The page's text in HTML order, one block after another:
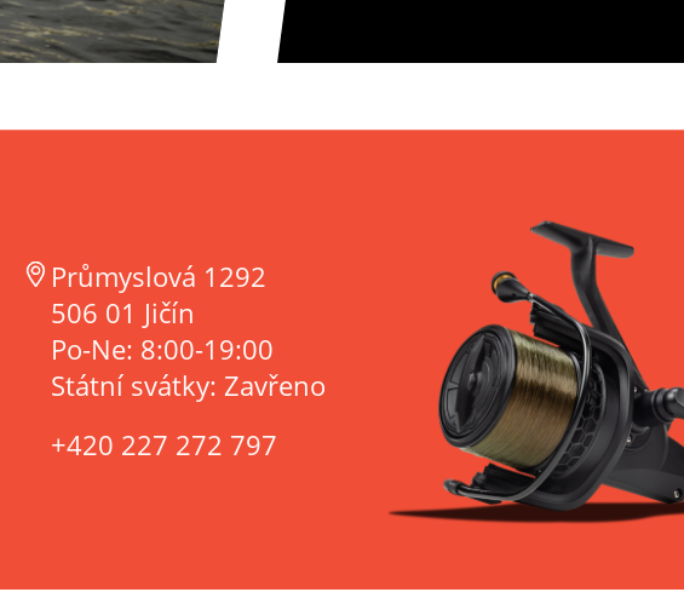
Průmyslová 1292
506 01 Jičín
Po-Ne: 8:00-19:00
Státní svátky: Zavřeno
+420 227 272 797